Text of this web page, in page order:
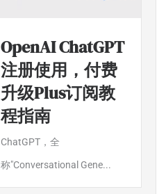
OpenAI ChatGPT
注册使用，付费
升级Plus订阅教
程指南
ChatGPT，全
称"Conversational Gene...